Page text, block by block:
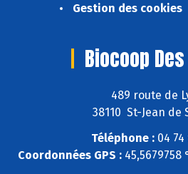
Gestion des cookies
Biocoop
489 route de
38110 St-Jean de
Téléphone : 04 74
Coordonnées GPS : 45,5679758